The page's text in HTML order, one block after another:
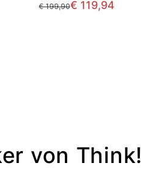
statt
€ 199,90€ 119,94
von Think!